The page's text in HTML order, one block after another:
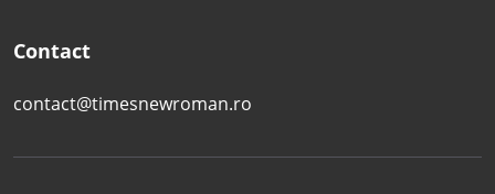
Contact
contact@timesnewroman.ro